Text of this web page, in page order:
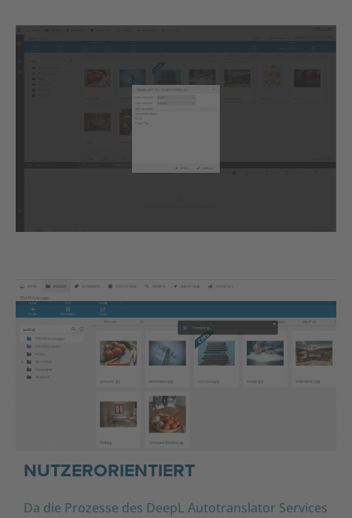
NUTZERORIENTIERT
Da die Prozesse des DeepL Autotranslator Services